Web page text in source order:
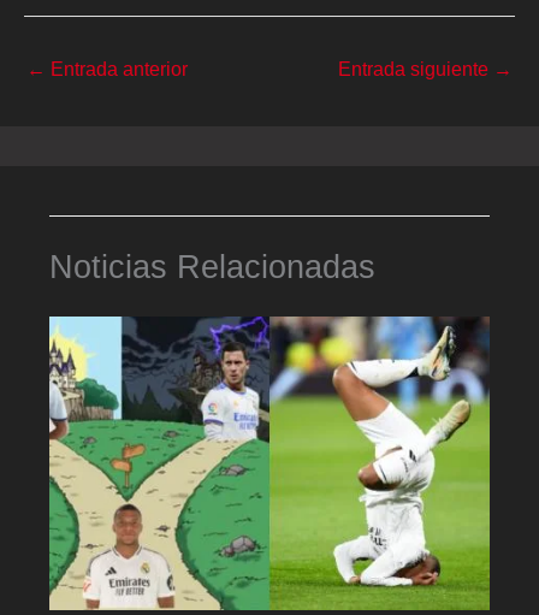
← Entrada anterior Entrada siguiente →
Noticias Relacionadas